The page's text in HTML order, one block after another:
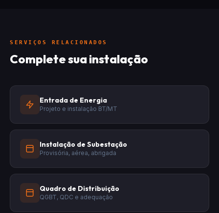
SERVIÇOS RELACIONADOS
Complete sua instalação
Entrada de Energia
Projeto e instalação BT/MT
Instalação de Subestação
Provisória, aérea, abrigada
Quadro de Distribuição
QGBT, QDC e adequação